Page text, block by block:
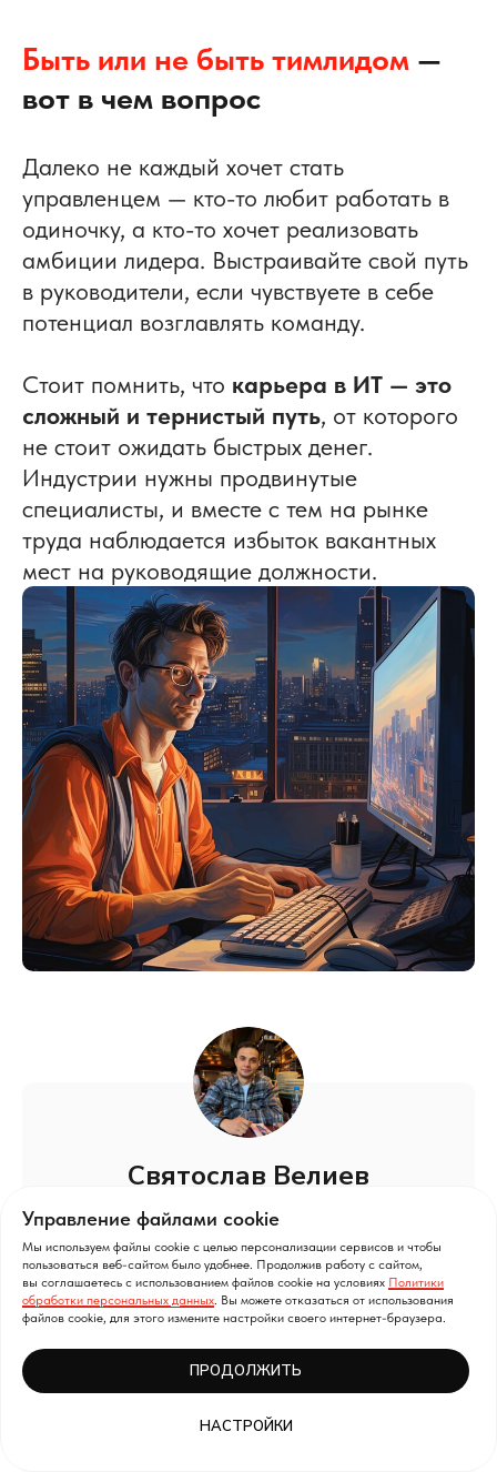
Управление файлами cookie
Мы используем файлы cookie с целью персонализации сервисов и чтобы
пользоваться веб-сайтом было удобнее. Продолжив работу с сайтом,
вы соглашаетесь с использованием файлов cookie на условиях Политики
обработки персональных данных. Вы можете отказаться от использования
файлов cookie, для этого измените настройки своего интернет-браузера.
ПРОДОЛЖИТЬ
НАСТРОЙКИ
Быть или не быть тимлидом —
вот в чем вопрос
Далеко не каждый хочет стать
управленцем — кто-то любит работать в
одиночку, а кто-то хочет реализовать
амбиции лидера. Выстраивайте свой путь
в руководители, если чувствуете в себе
потенциал возглавлять команду.
Стоит помнить, что карьера в ИТ — это
сложный и тернистый путь, от которого
не стоит ожидать быстрых денег.
Индустрии нужны продвинутые
специалисты, и вместе с тем на рынке
труда наблюдается избыток вакантных
мест на руководящие должности.
Святослав Велиев
«Главное начать! Никто не приходит в
индустрию готовым управленцем — все
учатся на практике, будь то
наработанный годами опыт акул
рынка.
Все страхи и сомнения только у нас в